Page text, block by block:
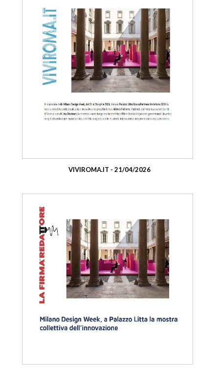
VIVIROMA.IT - 21/04/2026